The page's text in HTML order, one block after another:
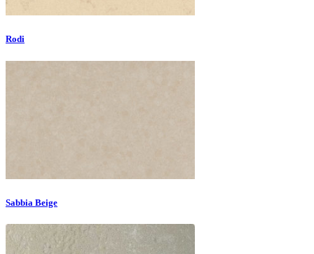
Rodi
Sabbia Beige